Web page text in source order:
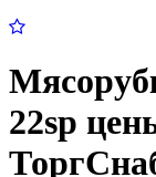
22sp